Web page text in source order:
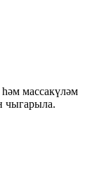
массакүләм
чыгарыла.